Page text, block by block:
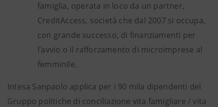
famiglia, operata in loco da un partner,
CreditAccess, società che dal 2007 si occupa,
con grande successo, di finanziamenti per
l’avvio o il rafforzamento di microimprese al
femminile.
Intesa Sanpaolo applica per i 90 mila dipendenti del
Gruppo politiche di conciliazione vita famigliare / vita